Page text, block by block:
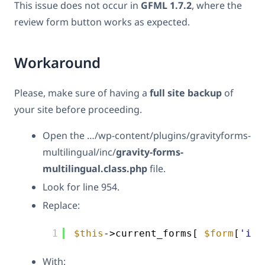
This issue does not occur in GFML 1.7.2, where the
review form button works as expected.
Workaround
Please, make sure of having a full site backup of
your site before proceeding.
Open the …/wp-content/plugins/gravityforms-
multilingual/inc/gravity-forms-
multilingual.class.phpfile.
Look for line 954.
Replace:
1 $this ->current_forms[ $form [ 'id'
With: